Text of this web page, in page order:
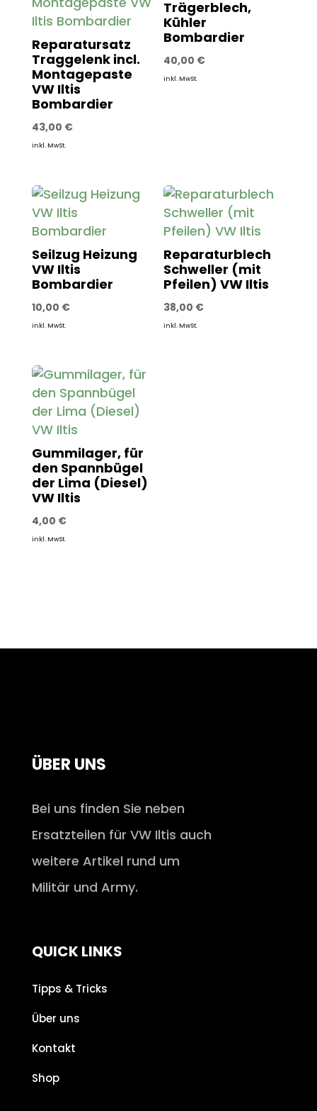
Reparatursatz
Traggelenk incl.
Montagepaste
VW Iltis
Bombardier
43,00 €
inkl. MwSt.
Trägerblech,
Kühler
Bombardier
40,00 €
inkl. MwSt.
Seilzug Heizung
VW Iltis
Bombardier
10,00 €
inkl. MwSt.
Reparaturblech
Schweller (mit
Pfeilen) VW Iltis
38,00 €
inkl. MwSt.
Gummilager, für
den Spannbügel
der Lima (Diesel)
VW Iltis
4,00 €
inkl. MwSt.
ÜBER UNS
Bei uns finden Sie neben
Ersatzteilen für VW Iltis auch
weitere Artikel rund um
Militär und Army.
QUICK LINKS
Tipps & Tricks
Über uns
Kontakt
Shop